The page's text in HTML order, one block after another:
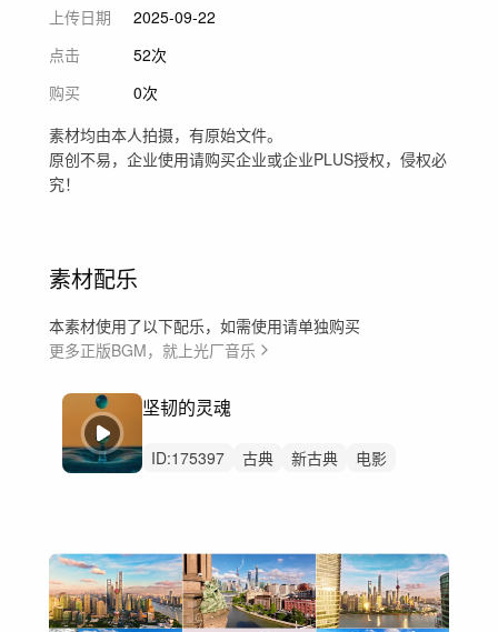
上传日期
2025-09-22
点击
52次
购买
0次
素材均由本人拍摄，有原始文件。
原创不易，企业使用请购买企业或企业PLUS授权，侵权必
究！
素材配乐
本素材使用了以下配乐，如需使用请单独购买
更多正版BGM，就上光厂音乐
坚韧的灵魂
ID:175397 古典 新古典
电影